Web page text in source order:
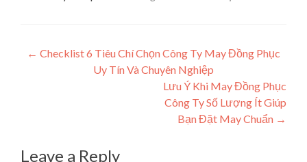
Post navigation
← Checklist 6 Tiêu Chí Chọn Công Ty May Đồng Phục
Uy Tín Và Chuyên Nghiệp
Lưu Ý Khi May Đồng Phục
Công Ty Số Lượng Ít Giúp
Bạn Đặt May Chuẩn →
Leave a Reply